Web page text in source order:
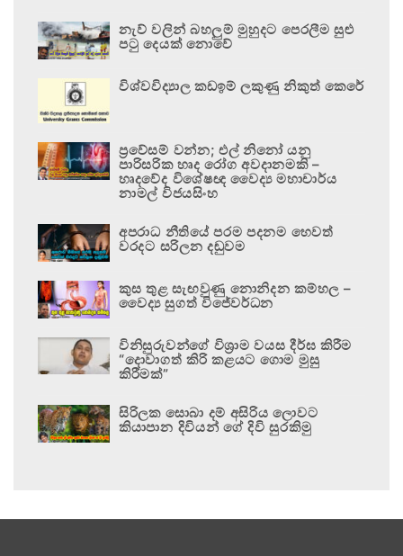
නැව් වලින් බහලුම් මුහුදට පෙරලීම සුළු
පටු දෙයක් නොවේ
විශ්වවිද්‍යාල කඩඉම් ලකුණු නිකුත් කෙරේ
ප්‍රවේසම් වන්න; එල් නිනෝ යනු
පාරිසරික හෘද රෝග අවදානමකි –
හෘදවේද විශේෂඥ වෛද්‍ය මහාචාර්ය
නාමල් විජයසිංහ
අපරාධ නීතියේ පරම පදනම හෙවත්
වරදට සරිලන දඬුවම
කුස තුළ සැඟවුණු නොනිදන කම්හල –
වෛද්‍ය සුගත් විජේවර්ධන
විනිසුරුවන්ගේ විශ්‍රාම වයස දීර්ඝ කිරීම
“දොවාගත් කිරි කළයට ගොම මුසු
කිරීමක්”
සිරිලක සොබා දම් අසිරිය ලොවට
කියාපාන දිවියන් ගේ දිවි සුරකිමු